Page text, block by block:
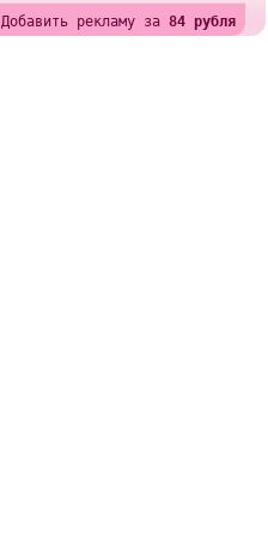
Добавить рекламу за 84 рубля